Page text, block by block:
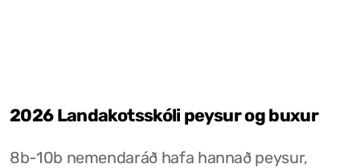
2026 Landakotsskóli peysur og buxur
8b-10b nemendaráð hafa hannað peysur,